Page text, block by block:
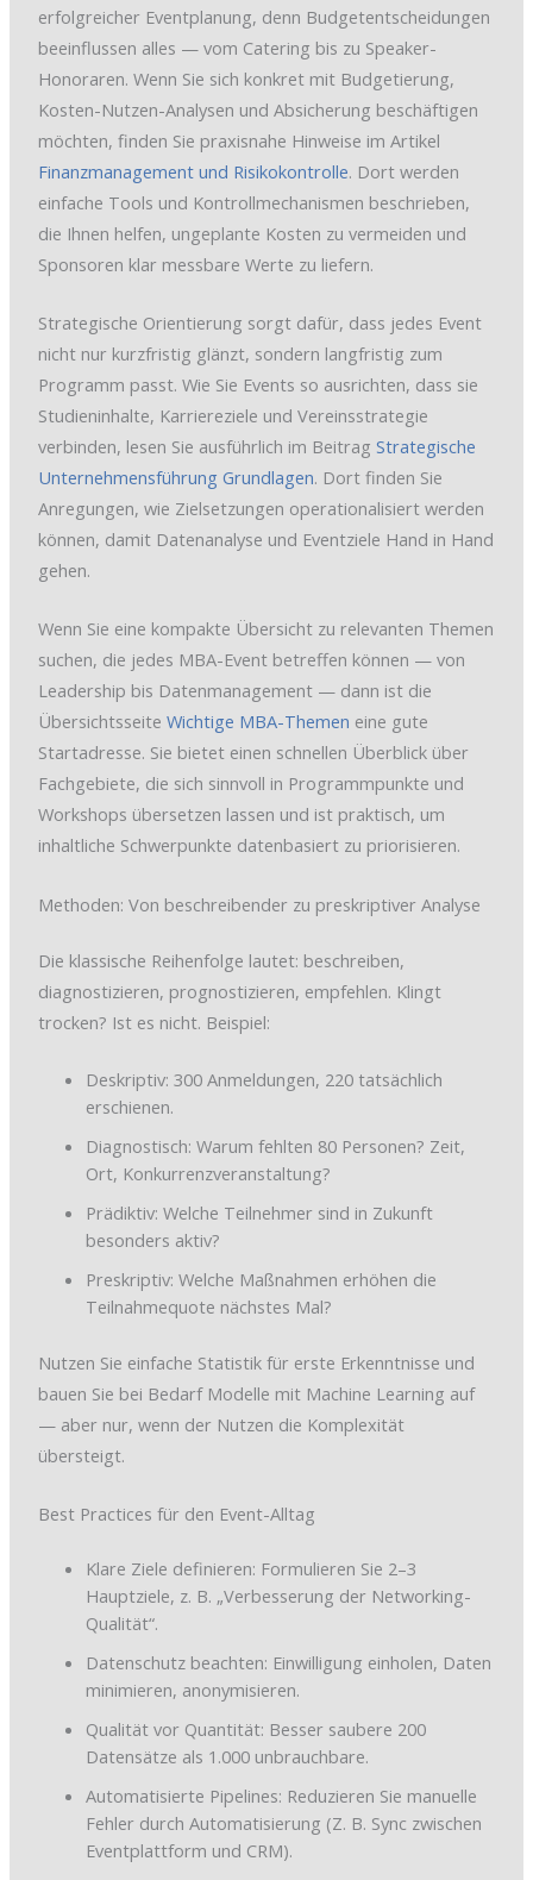
erfolgreicher Eventplanung, denn Budgetentscheidungen
beeinflussen alles — vom Catering bis zu Speaker-
Honoraren. Wenn Sie sich konkret mit Budgetierung,
Kosten-Nutzen-Analysen und Absicherung beschäftigen
möchten, finden Sie praxisnahe Hinweise im Artikel
Finanzmanagement und Risikokontrolle. Dort werden
einfache Tools und Kontrollmechanismen beschrieben,
die Ihnen helfen, ungeplante Kosten zu vermeiden und
Sponsoren klar messbare Werte zu liefern.
Strategische Orientierung sorgt dafür, dass jedes Event
nicht nur kurzfristig glänzt, sondern langfristig zum
Programm passt. Wie Sie Events so ausrichten, dass sie
Studieninhalte, Karriereziele und Vereinsstrategie
verbinden, lesen Sie ausführlich im Beitrag Strategische
Unternehmensführung Grundlagen. Dort finden Sie
Anregungen, wie Zielsetzungen operationalisiert werden
können, damit Datenanalyse und Eventziele Hand in Hand
gehen.
Wenn Sie eine kompakte Übersicht zu relevanten Themen
suchen, die jedes MBA-Event betreffen können — von
Leadership bis Datenmanagement — dann ist die
Übersichtsseite Wichtige MBA-Themen eine gute
Startadresse. Sie bietet einen schnellen Überblick über
Fachgebiete, die sich sinnvoll in Programmpunkte und
Workshops übersetzen lassen und ist praktisch, um
inhaltliche Schwerpunkte datenbasiert zu priorisieren.
Methoden: Von beschreibender zu preskriptiver Analyse
Die klassische Reihenfolge lautet: beschreiben,
diagnostizieren, prognostizieren, empfehlen. Klingt
trocken? Ist es nicht. Beispiel:
Deskriptiv: 300 Anmeldungen, 220 tatsächlich
erschienen.
Diagnostisch: Warum fehlten 80 Personen? Zeit,
Ort, Konkurrenzveranstaltung?
Prädiktiv: Welche Teilnehmer sind in Zukunft
besonders aktiv?
Preskriptiv: Welche Maßnahmen erhöhen die
Teilnahmequote nächstes Mal?
Nutzen Sie einfache Statistik für erste Erkenntnisse und
bauen Sie bei Bedarf Modelle mit Machine Learning auf
— aber nur, wenn der Nutzen die Komplexität
übersteigt.
Best Practices für den Event-Alltag
Klare Ziele definieren: Formulieren Sie 2–3
Hauptziele, z. B. „Verbesserung der Networking-
Qualität“.
Datenschutz beachten: Einwilligung einholen, Daten
minimieren, anonymisieren.
Qualität vor Quantität: Besser saubere 200
Datensätze als 1.000 unbrauchbare.
Automatisierte Pipelines: Reduzieren Sie manuelle
Fehler durch Automatisierung (Z. B. Sync zwischen
Eventplattform und CRM).